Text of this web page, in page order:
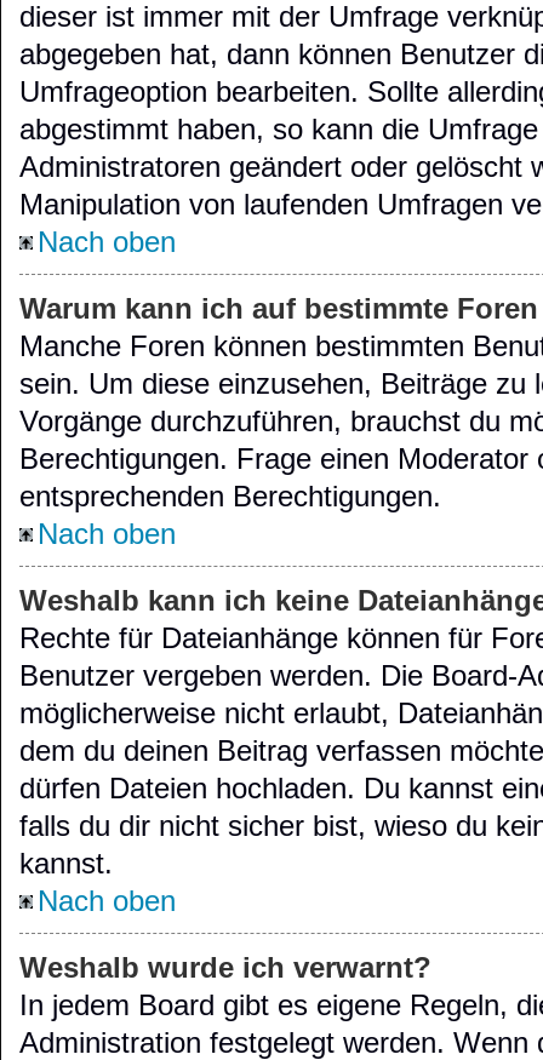
dieser ist immer mit der Umfrage
abgegeben hat, dann können Benutzer
Umfrageoption bearbeiten. Sollte
abgestimmt haben, so kann die
Administratoren geändert oder gelöscht
Manipulation von laufenden Umfragen
Nach oben
Warum kann ich auf bestimmte
Manche Foren können bestimmten
sein. Um diese einzusehen, Beiträge zu
Vorgänge durchzuführen, brauchst du
Berechtigungen. Frage einen Moderator
entsprechenden Berechtigungen.
Nach oben
Weshalb kann ich keine
Rechte für Dateianhänge können für
Benutzer vergeben werden. Die Board-
möglicherweise nicht erlaubt,
dem du deinen Beitrag verfassen
dürfen Dateien hochladen. Du kannst
falls du dir nicht sicher bist, wieso du
kannst.
Nach oben
Weshalb wurde ich verwarnt?
In jedem Board gibt es eigene Regeln,
Administration festgelegt werden. Wenn